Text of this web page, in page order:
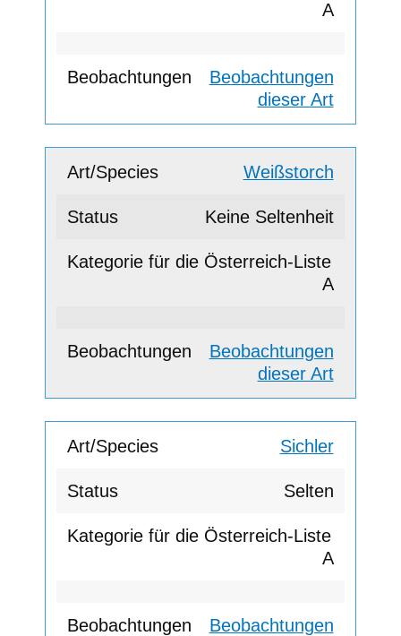
A
Beobachtungen
dieser Art
Weißstorch
Keine Seltenheit
A
Beobachtungen
dieser Art
Sichler
Selten
A
Beobachtungen